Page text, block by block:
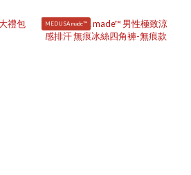
MEDUSA made™